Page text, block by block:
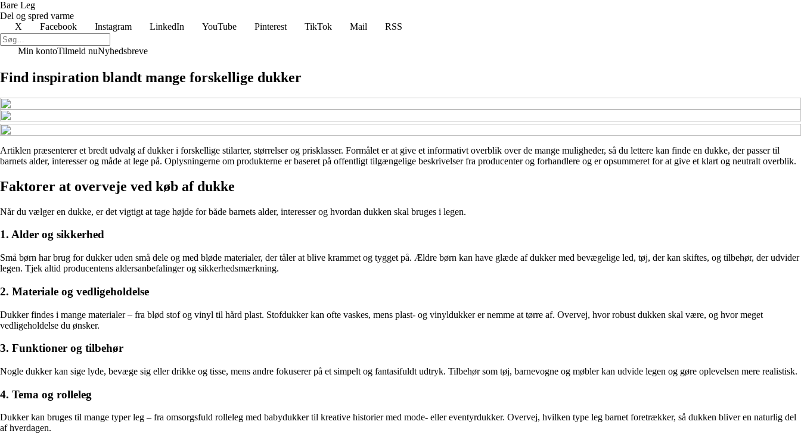
Bare Leg
Del og spred varme
X
Facebook Instagram LinkedIn YouTube Pinterest TikTok Mail RSS
Min kontoTilmeld nuNyhedsbreve
Find inspiration blandt mange forskellige dukker
Artiklen præsenterer et bredt udvalg af dukker i forskellige stilarter, størrelser og prisklasser. Formålet er at give et informativt overblik over de mange muligheder, så du lettere kan finde en dukke, der passer til
barnets alder, interesser og måde at lege på. Oplysningerne om produkterne er baseret på offentligt tilgængelige beskrivelser fra producenter og forhandlere og er opsummeret for at give et klart og neutralt overblik.
Faktorer at overveje ved køb af dukke
Når du vælger en dukke, er det vigtigt at tage højde for både barnets alder, interesser og hvordan dukken skal bruges i legen.
1. Alder og sikkerhed
Små børn har brug for dukker uden små dele og med bløde materialer, der tåler at blive krammet og tygget på. Ældre børn kan have glæde af dukker med bevægelige led, tøj, der kan skiftes, og tilbehør, der udvider
legen. Tjek altid producentens aldersanbefalinger og sikkerhedsmærkning.
2. Materiale og vedligeholdelse
Dukker findes i mange materialer – fra blød stof og vinyl til hård plast. Stofdukker kan ofte vaskes, mens plast- og vinyldukker er nemme at tørre af. Overvej, hvor robust dukken skal være, og hvor meget
vedligeholdelse du ønsker.
3. Funktioner og tilbehør
Nogle dukker kan sige lyde, bevæge sig eller drikke og tisse, mens andre fokuserer på et simpelt og fantasifuldt udtryk. Tilbehør som tøj, barnevogne og møbler kan udvide legen og gøre oplevelsen mere realistisk.
4. Tema og rolleleg
Dukker kan bruges til mange typer leg – fra omsorgsfuld rolleleg med babydukker til kreative historier med mode- eller eventyrdukker. Overvej, hvilken type leg barnet foretrækker, så dukken bliver en naturlig del
af hverdagen.